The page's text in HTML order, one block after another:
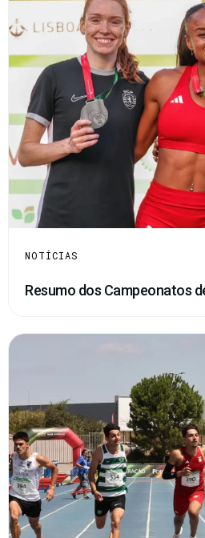
NOTÍCIAS
Resumo dos Campeonatos